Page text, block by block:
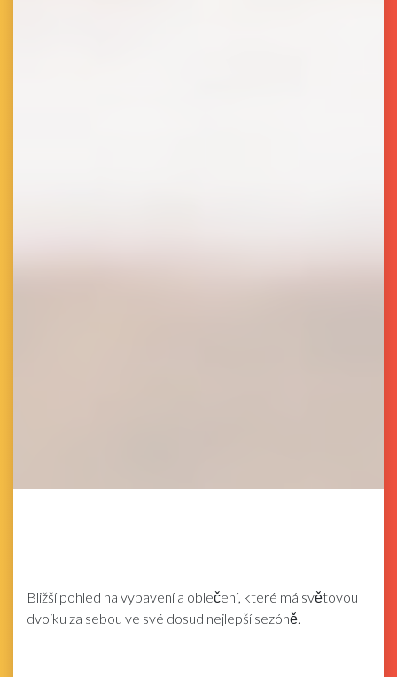
Bližší pohled na vybavení a oblečení, které má světovou
dvojku za sebou ve své dosud nejlepší sezóně.